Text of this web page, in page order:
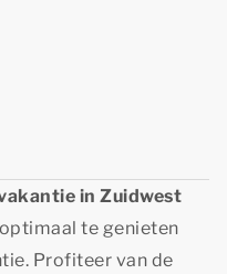
in Zuidwest
te genieten
Profiteer van de